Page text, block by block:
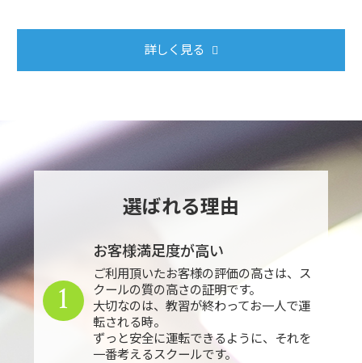
詳しく見る
選ばれる理由
お客様満足度が高い
ご利用頂いたお客様の評価の高さは、ス
クールの質の高さの証明です。
大切なのは、教習が終わってお一人で運
転される時。
ずっと安全に運転できるように、それを
一番考えるスクールです。
1